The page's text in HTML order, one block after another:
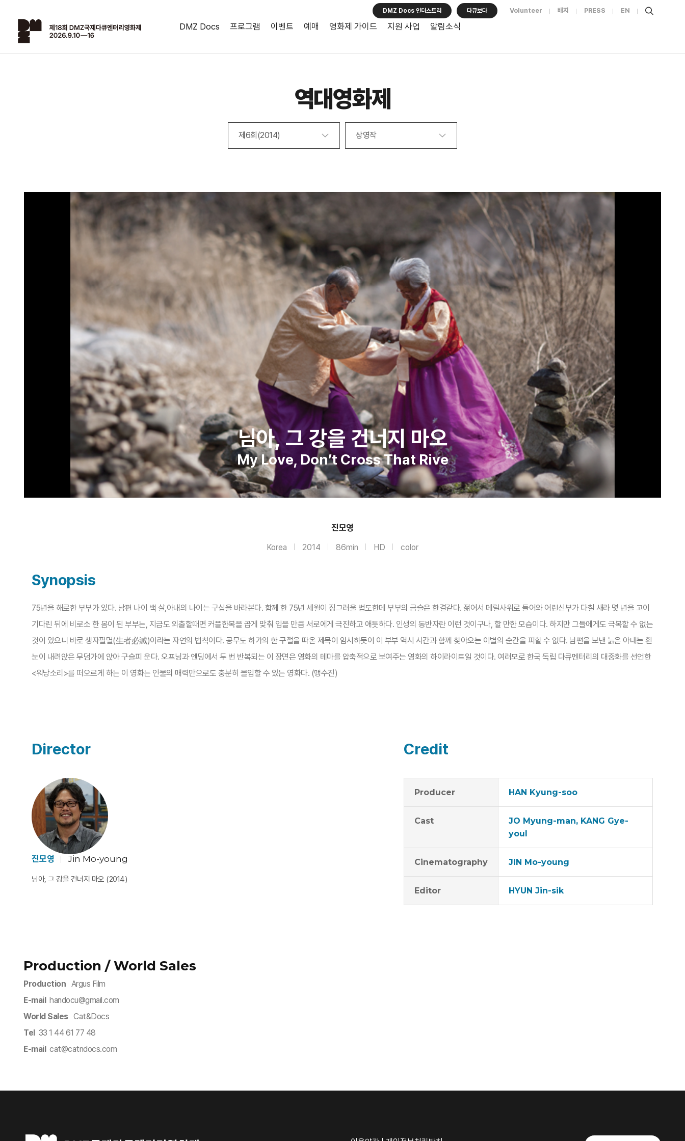
DMZ Docs 프로그램 이벤트 예매 영화제 가이드 지원 사업 알림소식
DMZ Docs 인더스트리 다큐보다 Volunteer 배지 PRESS EN
역대영화제
제6회(2014) 상영작
님아, 그 강을 건너지 마오
My Love, Don’t Cross That Rive
진모영
Korea 2014 86min HD color
Synopsis
75년을 해로한 부부가 있다. 남편 나이 백 살,아내의 나이는 구십을 바라본다. 함께 한 75년 세월이 징그러울 법도한데 부부의 금슬은 한결같다. 젊어서 데릴사위로 들어와 어린신부가 다칠 새라 몇 년을 고이
기다린 뒤에 비로소 한 몸이 된 부부는, 지금도 외출할때면 커플한복을 곱게 맞춰 입을 만큼 서로에게 극진하고 애틋하다. 인생의 동반자란 이런 것이구나, 할 만한 모습이다. 하지만 그들에게도 극복할 수 없는
것이 있으니 바로 생자필멸(生者必滅)이라는 자연의 법칙이다. 공무도 하가의 한 구절을 따온 제목이 암시하듯이 이 부부 역시 시간과 함께 찾아오는 이별의 순간을 피할 수 없다. 남편을 보낸 늙은 아내는 흰
눈이 내려앉은 무덤가에 앉아 구슬피 운다. 오프닝과 엔딩에서 두 번 반복되는 이 장면은 영화의 테마를 압축적으로 보여주는 영화의 하이라이트일 것이다. 여러모로 한국 독립 다큐멘터리의 대중화를 선언한
<워낭소리>를 떠오르게 하는 이 영화는 인물의 매력만으로도 충분히 몰입할 수 있는 영화다. (맹수진)
Director
진모영 Jin Mo-young
님아, 그 강을 건너지 마오 (2014)
Credit
Producer HAN Kyung-soo
Cast
JO Myung-man, KANG Gye-
youl
Cinematography JIN Mo-young
Editor HYUN Jin-sik
Production / World Sales
Production Argus Film
E-mailhandocu@gmail.com​
World SalesCat&Docs
Tel33 1 44 61 77 48
E-mailcat@catndocs.com​